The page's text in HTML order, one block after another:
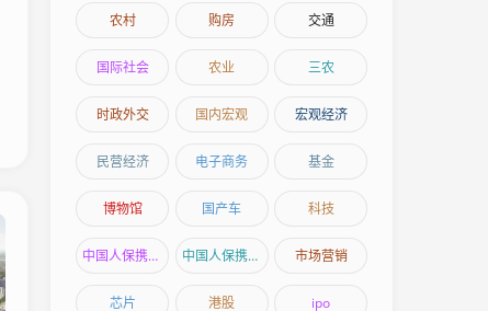
农村 购房 交通
国际社会 农业 三农
时政外交 国内宏观 宏观经济
民营经济 电子商务 基金
博物馆 国产车 科技
中国人保携手桦甸市桦远汽车购车嘉年华 中国人保携手延吉北方汽车嘉年华 市场营销
芯片 港股 ipo